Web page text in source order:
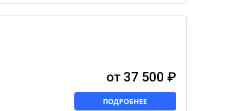
от 37 500 ₽
ПОДРОБНЕЕ